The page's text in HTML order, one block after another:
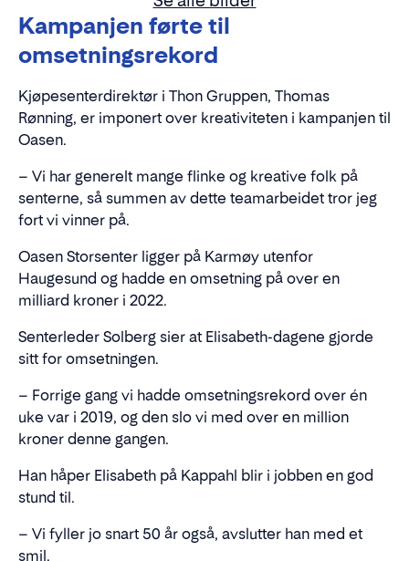
Kampanjen førte til
omsetningsrekord
Kjøpesenterdirektør i Thon Gruppen, Thomas
Rønning, er imponert over kreativiteten i kampanjen til
Oasen.
– Vi har generelt mange flinke og kreative folk på
senterne, så summen av dette teamarbeidet tror jeg
fort vi vinner på.
Oasen Storsenter ligger på Karmøy utenfor
Haugesund og hadde en omsetning på over en
milliard kroner i 2022.
Senterleder Solberg sier at Elisabeth-dagene gjorde
sitt for omsetningen.
– Forrige gang vi hadde omsetningsrekord over én
uke var i 2019, og den slo vi med over en million
kroner denne gangen.
Han håper Elisabeth på Kappahl blir i jobben en god
stund til.
– Vi fyller jo snart 50 år også, avslutter han med et
smil.